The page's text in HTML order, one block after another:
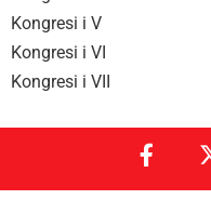
Kongresi i V
Kongresi i VI
Kongresi i VII